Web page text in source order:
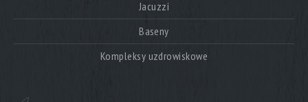
Jacuzzi
Baseny
Kompleksy uzdrowiskowe